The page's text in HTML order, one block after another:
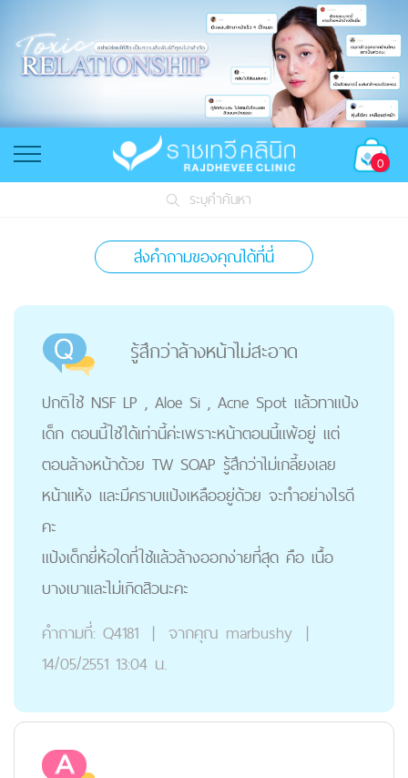
0
ระบุคำค้นหา
ส่งคำถามของคุณได้ที่นี่
รู้สึกว่าล้างหน้าไม่สะอาด
ปกติใช้ NSF LP , Aloe Si , Acne Spot แล้วทาแป้ง
เด็ก ตอนนี้ใช้ได้เท่านี้ค่ะเพราะหน้าตอนนี้แพ้อยู่ แต่
ตอนล้างหน้าด้วย TW SOAP รู้สึกว่าไม่เกลี้ยงเลย
หน้าแห้ง และมีคราบแป้งเหลืออยู่ด้วย จะทำอย่างไรดี
คะ
แป้งเด็กยี่ห้อใดที่ใช้แล้วล้างออกง่ายที่สุด คือ เนื้อ
บางเบาและไม่เกิดสิวนะคะ
คำถามที่: Q4181 | จากคุณ marbushy |
14/05/2551 13:04 น.